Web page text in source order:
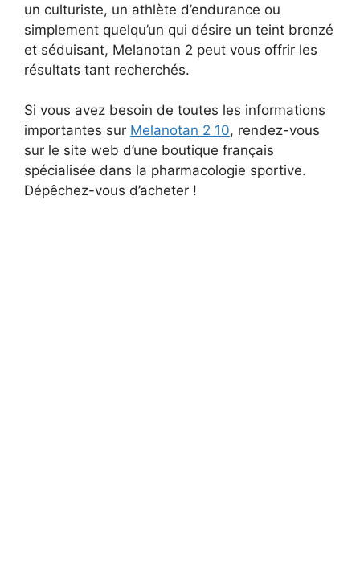
un culturiste, un athlète d’endurance ou
simplement quelqu’un qui désire un teint bronzé
et séduisant, Melanotan 2 peut vous offrir les
résultats tant recherchés.
Si vous avez besoin de toutes les informations
importantes sur Melanotan 2 10, rendez-vous
sur le site web d’une boutique français
spécialisée dans la pharmacologie sportive.
Dépêchez-vous d’acheter !